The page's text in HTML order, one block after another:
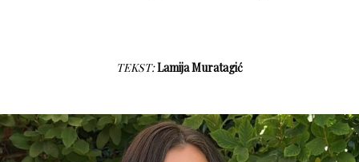
TEKST:Lamija Muratagić